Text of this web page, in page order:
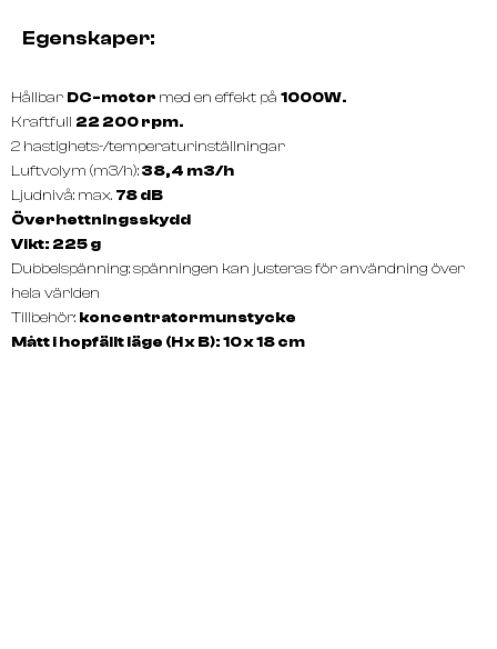
Egenskaper:
Hållbar DC-motor med en effekt på 1000W.
Kraftfull 22 200 rpm.
2 hastighets-/temperaturinställningar
Luftvolym (m3/h):38,4 m3/h
Ljudnivå: max. 78 dB
Överhettningsskydd
Vikt: 225 g
Dubbelspänning: spänningen kan justeras för användning över
hela världen
Tillbehör: koncentratormunstycke
Mått i hopfällt läge (H x B): 10 x 18 cm